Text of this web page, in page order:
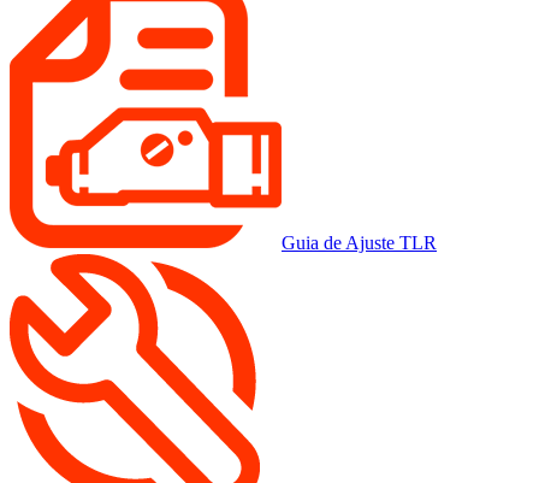
Guia de Ajuste TLR